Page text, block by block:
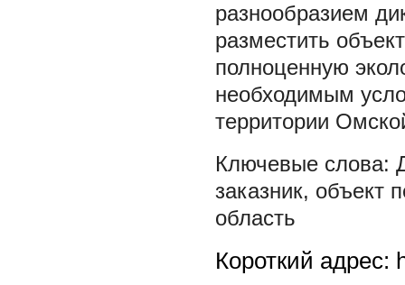
разнообразием
разместить
полноценную
необходимым
территории
заказник, объект
область
Короткий адрес: